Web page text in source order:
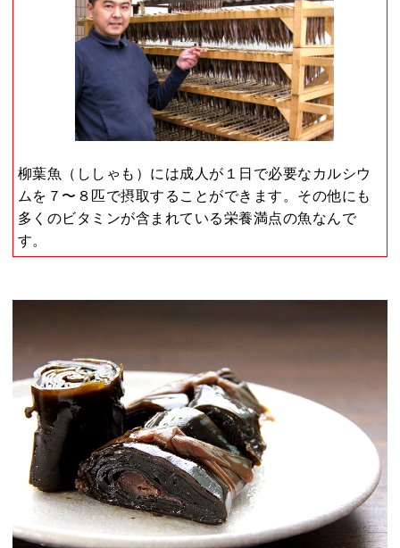
柳葉魚（ししゃも）には成人が１日で必要なカルシウ
ムを７〜８匹で摂取することができます。 その他にも
多くのビタミンが含まれている栄養満点の魚なんで
す。